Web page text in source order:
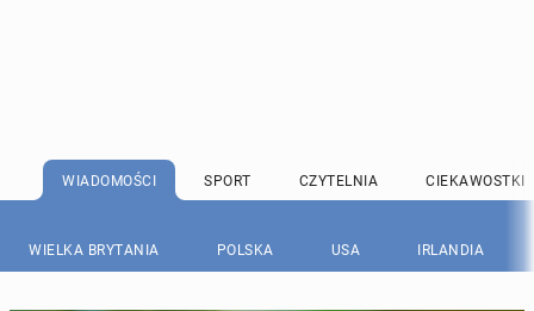
WIADOMOŚCI SPORT CZYTELNIA CIEKAWOSTKI
WIELKA BRYTANIA POLSKA USA IRLANDIA